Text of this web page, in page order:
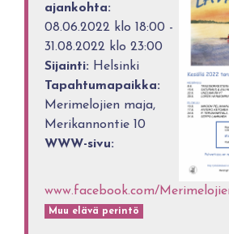
ajankohta:
08.06.2022 klo 18:00 -
31.08.2022 klo 23:00
Sijainti: Helsinki
Tapahtumapaikka:
Merimelojien maja,
Merikannontie 10
WWW-sivu:
www.facebook.com/
Muu elävä perintö